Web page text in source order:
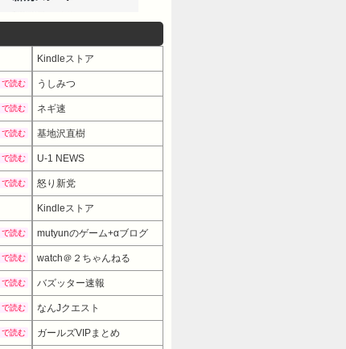
Kindleストア
で読む うしみつ
で読む ネギ速
で読む 基地沢直樹
で読む U-1 NEWS
で読む 怒り新党
Kindleストア
で読む mutyunのゲーム+αブログ
で読む watch＠２ちゃんねる
で読む バズッター速報
で読む なんJクエスト
で読む ガールズVIPまとめ